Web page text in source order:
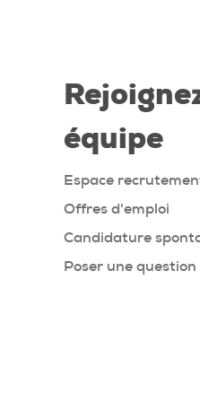
équipe
Espace
Offres d'emploi
Candidature
Poser une question